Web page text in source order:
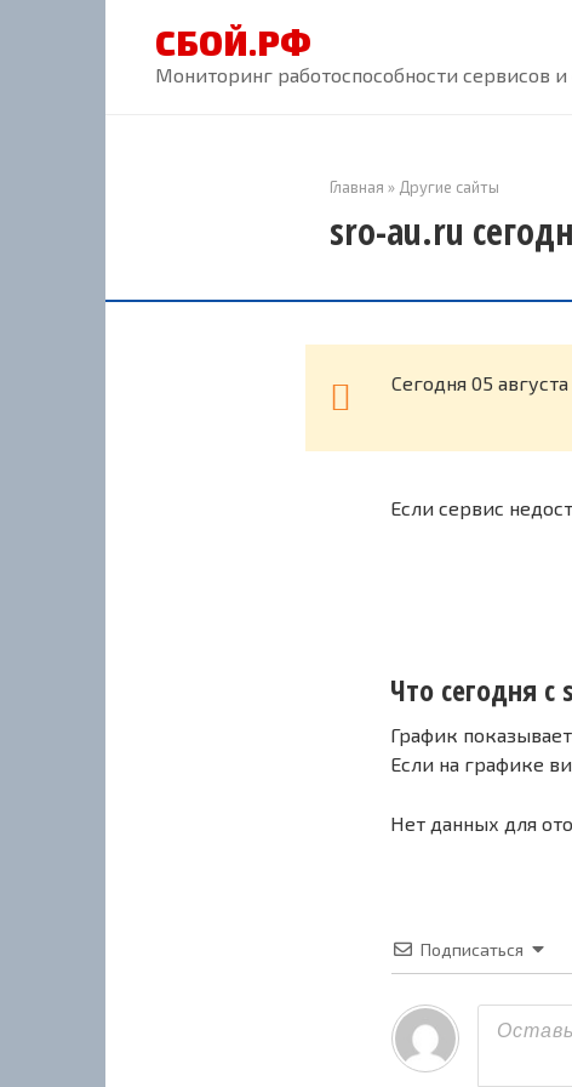
СБОЙ.РФ
Мониторинг работоспособности сервисов и
Главная » Другие сайты
sro-au.ru
Cегодня 05
Если сервис
Что сегодня с
График
Если на графике
Нет данных для
Подписаться